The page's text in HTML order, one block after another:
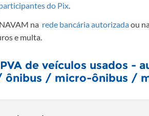
do Pix.
na rede bancária autorizada​ou
e multa.
de veículos usados -
ônibus / micro-ônibus /